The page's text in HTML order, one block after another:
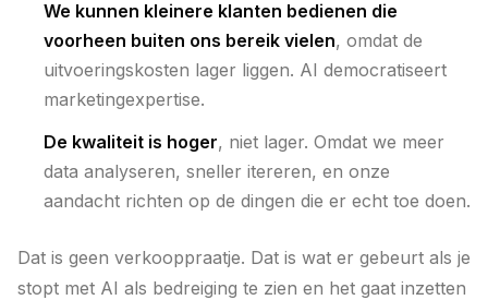
We kunnen kleinere klanten bedienen die
voorheen buiten ons bereik vielen, omdat de
uitvoeringskosten lager liggen. AI democratiseert
marketingexpertise.
De kwaliteit is hoger, niet lager. Omdat we meer
data analyseren, sneller itereren, en onze
aandacht richten op de dingen die er echt toe doen.
Dat is geen verkooppraatje. Dat is wat er gebeurt als je
stopt met AI als bedreiging te zien en het gaat inzetten